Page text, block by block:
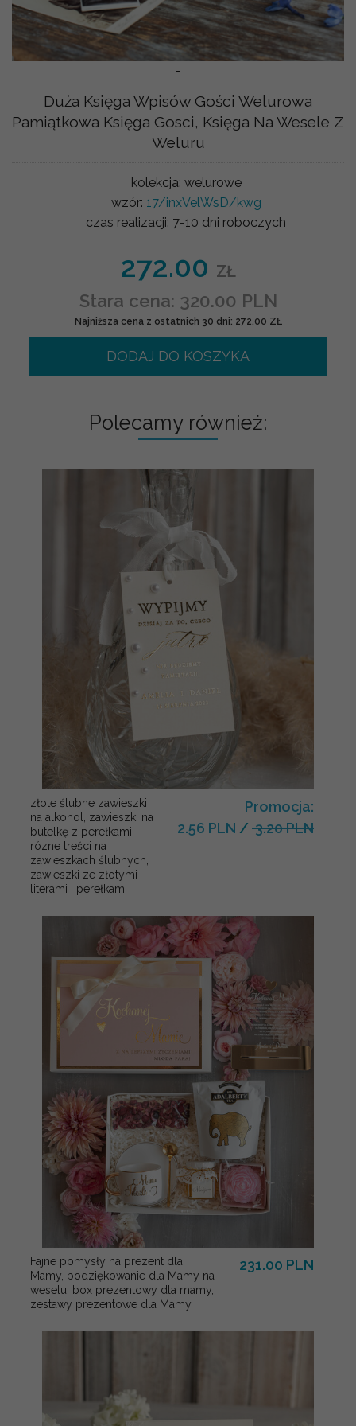
-
Duża Księga Wpisów Gości Welurowa
Pamiątkowa Księga Gosci, Księga Na Wesele Z
Weluru
kolekcja: welurowe
wzór: 17/inxVelWsD/kwg
czas realizacji: 7-10 dni roboczych
272.00 ZŁ
Stara cena: 320.00 PLN
Najniższa cena z ostatnich 30 dni: 272.00 ZŁ
DODAJ DO KOSZYKA
Polecamy również:
złote ślubne zawieszki
na alkohol, zawieszki na
butelkę z perełkami,
rózne treści na
zawieszkach ślubnych,
zawieszki ze złotymi
literami i perełkami
Promocja:
2.56 PLN / 3.20 PLN
Fajne pomysły na prezent dla
Mamy, podziękowanie dla Mamy na
weselu, box prezentowy dla mamy,
zestawy prezentowe dla Mamy
231.00 PLN